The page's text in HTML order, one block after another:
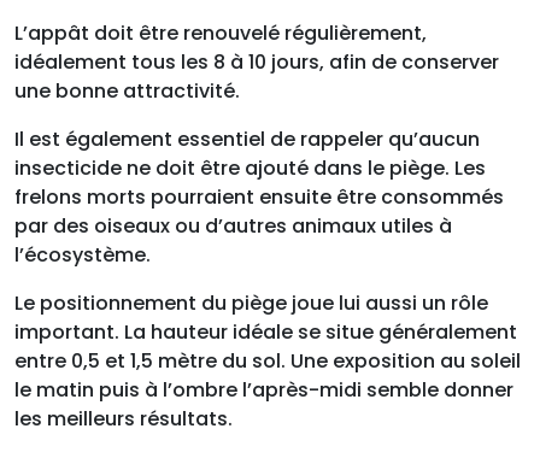
L’appât doit être renouvelé régulièrement,
idéalement tous les 8 à 10 jours, afin de conserver
une bonne attractivité.
Il est également essentiel de rappeler qu’aucun
insecticide ne doit être ajouté dans le piège. Les
frelons morts pourraient ensuite être consommés
par des oiseaux ou d’autres animaux utiles à
l’écosystème.
Le positionnement du piège joue lui aussi un rôle
important. La hauteur idéale se situe généralement
entre 0,5 et 1,5 mètre du sol. Une exposition au soleil
le matin puis à l’ombre l’après-midi semble donner
les meilleurs résultats.